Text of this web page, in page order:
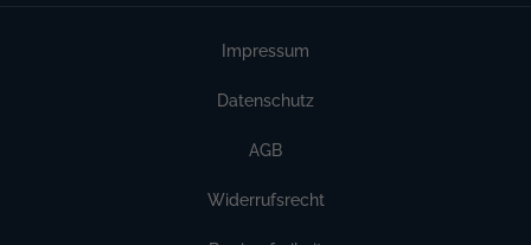
Impressum
Datenschutz
AGB
Widerrufsrecht